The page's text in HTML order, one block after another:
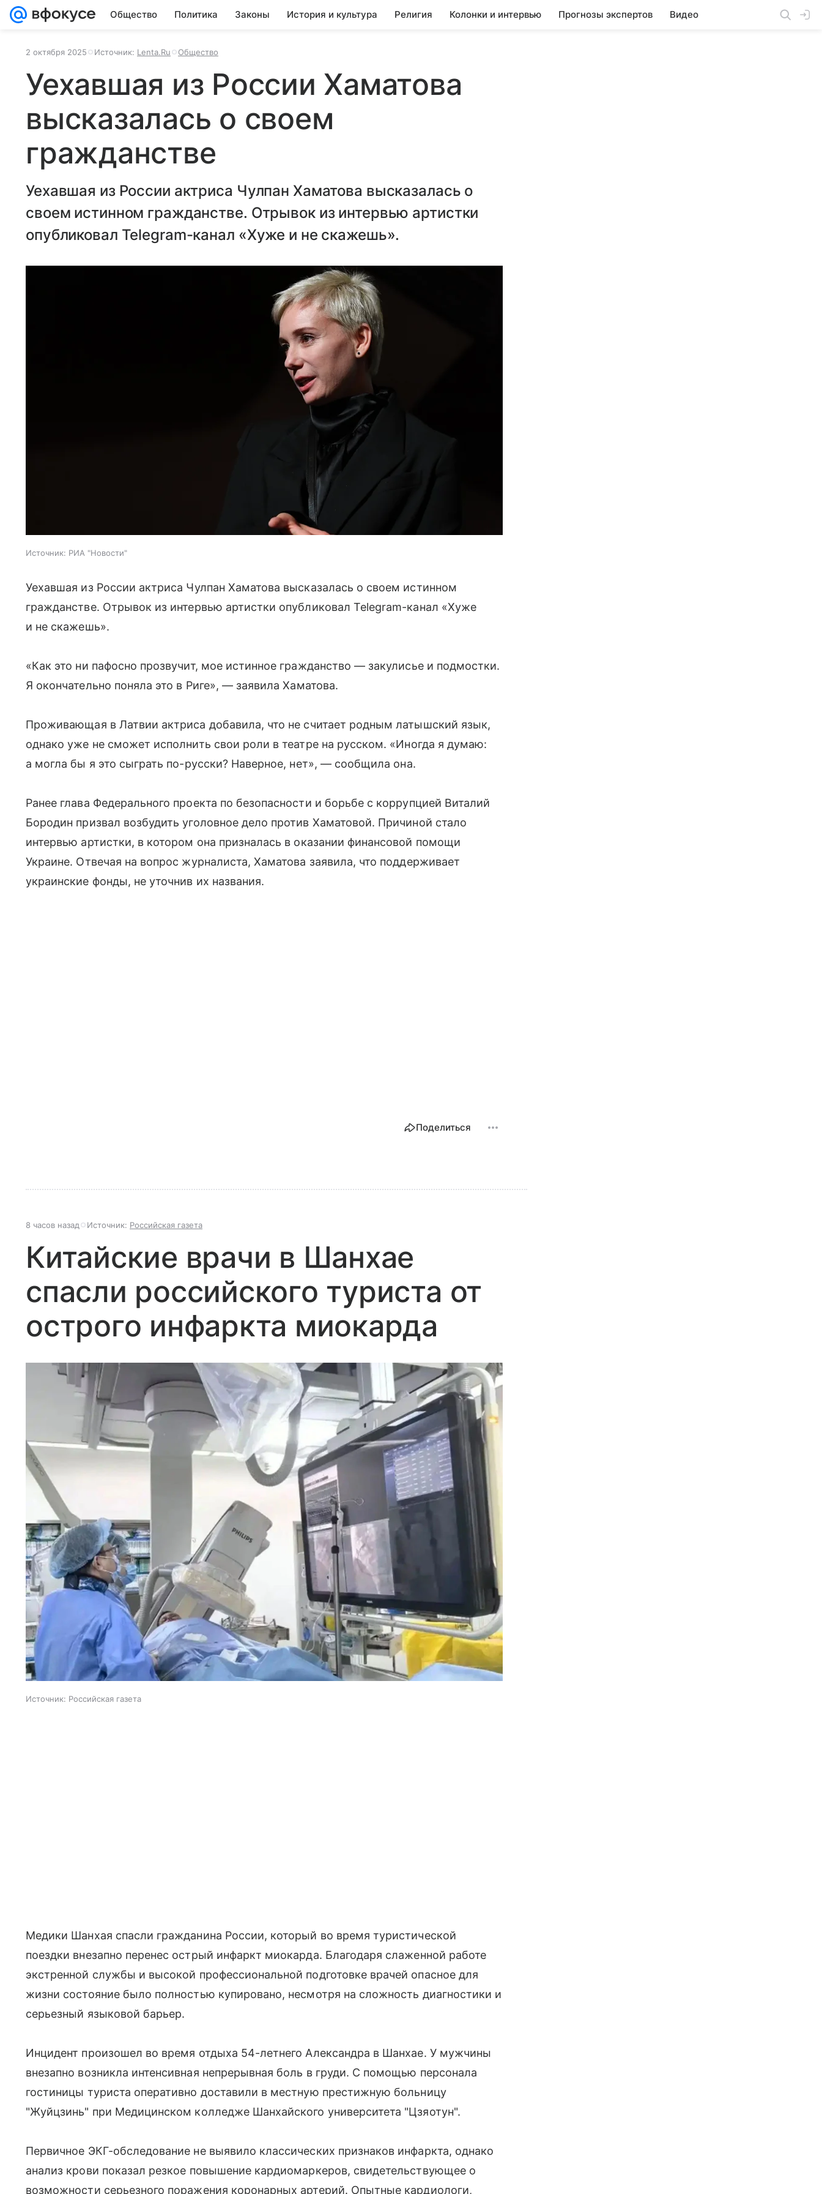
Общество Политика Законы История и культура Религия Колонки и интервью Прогнозы экспертов Видео
2 октября 2025 Источник: Lenta.Ru Общество
Уехавшая из России Хаматова
высказалась о своем
гражданстве
Уехавшая из России актриса Чулпан Хаматова высказалась о
своем истинном гражданстве. Отрывок из интервью артистки
опубликовал Telegram-канал «Хуже и не скажешь».
Источник: РИА "Новости"
Уехавшая из России актриса Чулпан Хаматова высказалась о своем истинном
гражданстве. Отрывок из интервью артистки опубликовал Telegram-канал «Хуже
и не скажешь».
«Как это ни пафосно прозвучит, мое истинное гражданство — закулисье и подмостки.
Я окончательно поняла это в Риге», — заявила Хаматова.
Проживающая в Латвии актриса добавила, что не считает родным латышский язык,
однако уже не сможет исполнить свои роли в театре на русском. «Иногда я думаю:
а могла бы я это сыграть по-русски? Наверное, нет», — сообщила она.
Ранее глава Федерального проекта по безопасности и борьбе с коррупцией Виталий
Бородин призвал возбудить уголовное дело против Хаматовой. Причиной стало
интервью артистки, в котором она призналась в оказании финансовой помощи
Украине. Отвечая на вопрос журналиста, Хаматова заявила, что поддерживает
украинские фонды, не уточнив их названия.
Поделиться
8 часов назад Источник: Российская газета
Китайские врачи в Шанхае
спасли российского туриста от
острого инфаркта миокарда
Источник: Российская газета
Медики Шанхая спасли гражданина России, который во время туристической
поездки внезапно перенес острый инфаркт миокарда. Благодаря слаженной работе
экстренной службы и высокой профессиональной подготовке врачей опасное для
жизни состояние было полностью купировано, несмотря на сложность диагностики и
серьезный языковой барьер.
Инцидент произошел во время отдыха 54-летнего Александра в Шанхае. У мужчины
внезапно возникла интенсивная непрерывная боль в груди. С помощью персонала
гостиницы туриста оперативно доставили в местную престижную больницу
"Жуйцзинь" при Медицинском колледже Шанхайского университета "Цзяотун".
Первичное ЭКГ-обследование не выявило классических признаков инфаркта, однако
анализ крови показал резкое повышение кардиомаркеров, свидетельствующее о
возможности серьезного поражения коронарных артерий. Опытные кардиологи,